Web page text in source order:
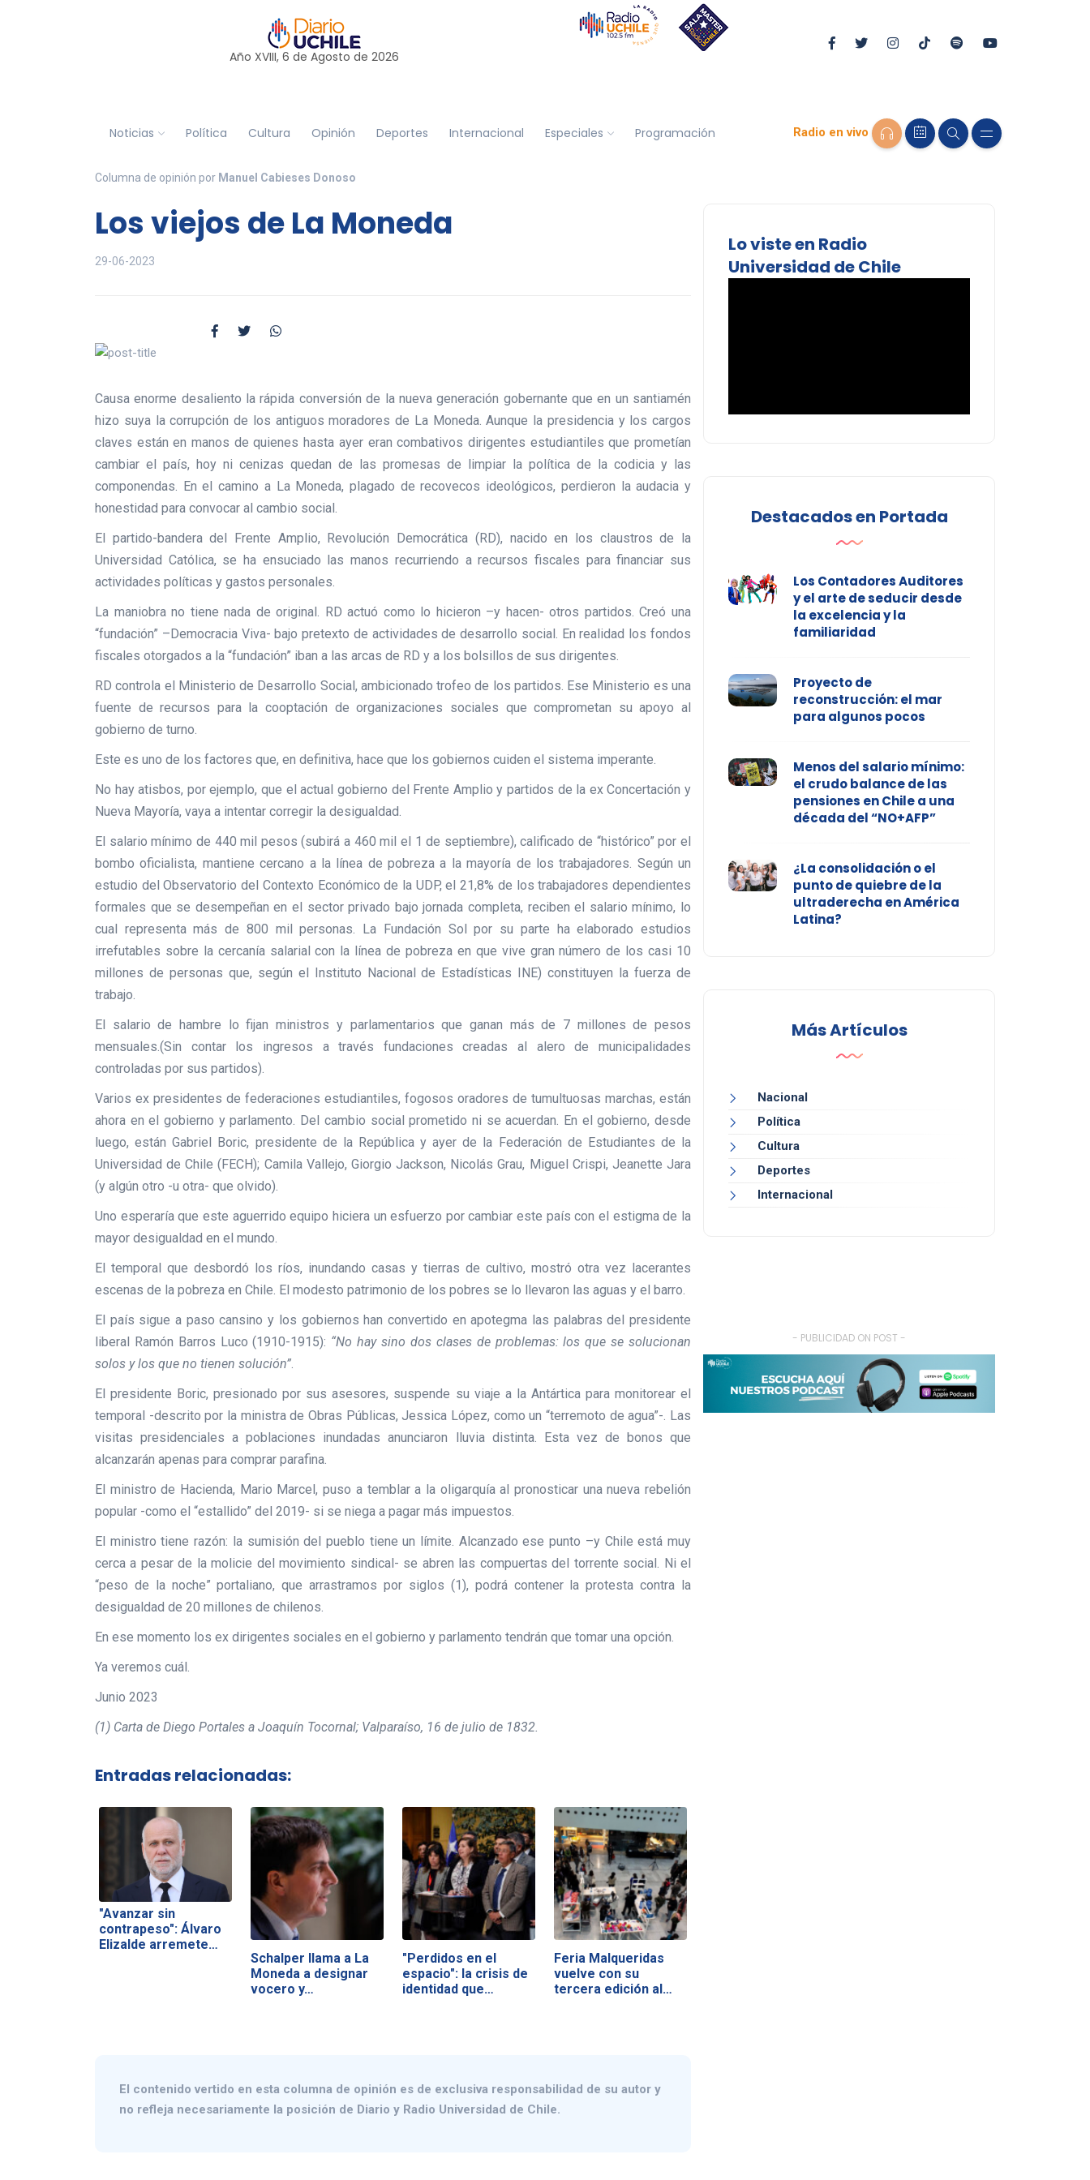
Año XVIII, 6 de Agosto de 2026
Noticias Política Cultura Opinión Deportes Internacional Especiales Programación Radio en vivo
Columna de opinión por Manuel Cabieses Donoso
Los viejos de La Moneda
29-06-2023
Causa enorme desaliento la rápida conversión de la nueva generación gobernante que en un santiamén
hizo suya la corrupción de los antiguos moradores de La Moneda. Aunque la presidencia y los cargos
claves están en manos de quienes hasta ayer eran combativos dirigentes estudiantiles que prometían
cambiar el país, hoy ni cenizas quedan de las promesas de limpiar la política de la codicia y las
componendas. En el camino a La Moneda, plagado de recovecos ideológicos, perdieron la audacia y
honestidad para convocar al cambio social.
El partido-bandera del Frente Amplio, Revolución Democrática (RD), nacido en los claustros de la
Universidad Católica, se ha ensuciado las manos recurriendo a recursos fiscales para financiar sus
actividades políticas y gastos personales.
La maniobra no tiene nada de original. RD actuó como lo hicieron –y hacen- otros partidos. Creó una
“fundación” –Democracia Viva- bajo pretexto de actividades de desarrollo social. En realidad los fondos
fiscales otorgados a la “fundación” iban a las arcas de RD y a los bolsillos de sus dirigentes.
RD controla el Ministerio de Desarrollo Social, ambicionado trofeo de los partidos. Ese Ministerio es una
fuente de recursos para la cooptación de organizaciones sociales que comprometan su apoyo al
gobierno de turno.
Este es uno de los factores que, en definitiva, hace que los gobiernos cuiden el sistema imperante.
No hay atisbos, por ejemplo, que el actual gobierno del Frente Amplio y partidos de la ex Concertación y
Nueva Mayoría, vaya a intentar corregir la desigualdad.
El salario mínimo de 440 mil pesos (subirá a 460 mil el 1 de septiembre), calificado de “histórico” por el
bombo oficialista, mantiene cercano a la línea de pobreza a la mayoría de los trabajadores. Según un
estudio del Observatorio del Contexto Económico de la UDP, el 21,8% de los trabajadores dependientes
formales que se desempeñan en el sector privado bajo jornada completa, reciben el salario mínimo, lo
cual representa más de 800 mil personas. La Fundación Sol por su parte ha elaborado estudios
irrefutables sobre la cercanía salarial con la línea de pobreza en que vive gran número de los casi 10
millones de personas que, según el Instituto Nacional de Estadísticas INE) constituyen la fuerza de
trabajo.
El salario de hambre lo fijan ministros y parlamentarios que ganan más de 7 millones de pesos
mensuales.(Sin contar los ingresos a través fundaciones creadas al alero de municipalidades
controladas por sus partidos).
Varios ex presidentes de federaciones estudiantiles, fogosos oradores de tumultuosas marchas, están
ahora en el gobierno y parlamento. Del cambio social prometido ni se acuerdan. En el gobierno, desde
luego, están Gabriel Boric, presidente de la República y ayer de la Federación de Estudiantes de la
Universidad de Chile (FECH); Camila Vallejo, Giorgio Jackson, Nicolás Grau, Miguel Crispi, Jeanette Jara
(y algún otro -u otra- que olvido).
Uno esperaría que este aguerrido equipo hiciera un esfuerzo por cambiar este país con el estigma de la
mayor desigualdad en el mundo.
El temporal que desbordó los ríos, inundando casas y tierras de cultivo, mostró otra vez lacerantes
escenas de la pobreza en Chile. El modesto patrimonio de los pobres se lo llevaron las aguas y el barro.
El país sigue a paso cansino y los gobiernos han convertido en apotegma las palabras del presidente
liberal Ramón Barros Luco (1910-1915): “No hay sino dos clases de problemas: los que se solucionan
solos y los que no tienen solución”
El presidente Boric, presionado por sus asesores, suspende su viaje a la Antártica para monitorear el
temporal -descrito por la ministra de Obras Públicas, Jessica López, como un “terremoto de agua”-. Las
visitas presidenciales a poblaciones inundadas anunciaron lluvia distinta. Esta vez de bonos que
alcanzarán apenas para comprar parafina.
El ministro de Hacienda, Mario Marcel, puso a temblar a la oligarquía al pronosticar una nueva rebelión
popular -como el “estallido” del 2019- si se niega a pagar más impuestos.
El ministro tiene razón: la sumisión del pueblo tiene un límite. Alcanzado ese punto –y Chile está muy
cerca a pesar de la molicie del movimiento sindical- se abren las compuertas del torrente social. Ni el
“peso de la noche” portaliano, que arrastramos por siglos (1), podrá contener la protesta contra la
desigualdad de 20 millones de chilenos.
En ese momento los ex dirigentes sociales en el gobierno y parlamento tendrán que tomar una opción.
Ya veremos cuál.
Junio 2023
(1) Carta de Diego Portales a Joaquín Tocornal; Valparaíso, 16 de julio de 1832.
Entradas relacionadas:
"Avanzar sin
contrapeso": Álvaro
Elizalde arremete…
Schalper llama a La
Moneda a designar
vocero y…
"Perdidos en el
espacio": la crisis de
identidad que…
Feria Malqueridas
vuelve con su
tercera edición al…
El contenido vertido en esta columna de opinión es de exclusiva responsabilidad de su autor y
no refleja necesariamente la posición de Diario y Radio Universidad de Chile.
Lo viste en Radio
Universidad de Chile
Destacados en Portada
Los Contadores Auditores
y el arte de seducir desde
la excelencia y la
familiaridad
Proyecto de
reconstrucción: el mar
para algunos pocos
Menos del salario mínimo:
el crudo balance de las
pensiones en Chile a una
década del “NO+AFP”
¿La consolidación o el
punto de quiebre de la
ultraderecha en América
Latina?
Más Artículos
Nacional
Política
Cultura
Deportes
Internacional
- PUBLICIDAD ON POST -